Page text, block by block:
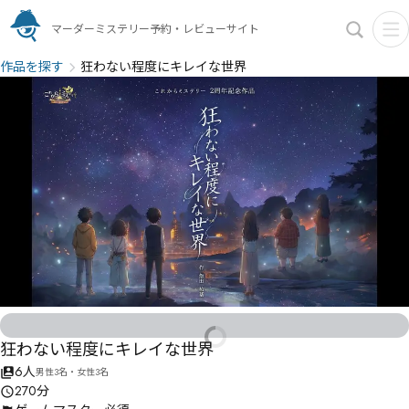
マーダーミステリー予約・レビューサイト
作品を探す 狂わない程度にキレイな世界
狂わない程度にキレイな世界
6人男性3名・女性3名
270分